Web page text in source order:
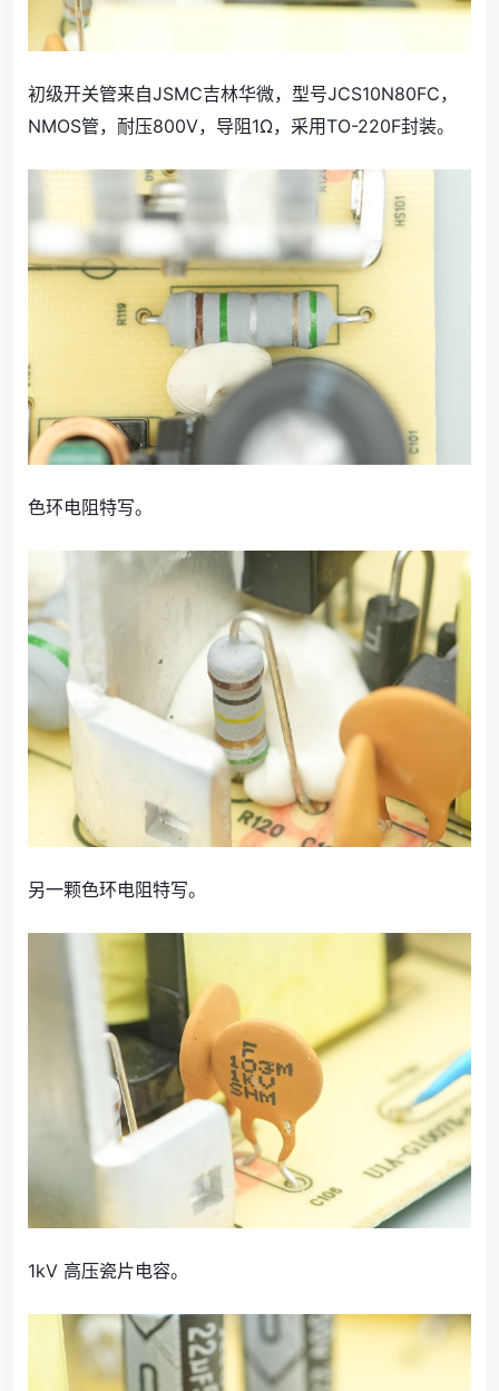
初级开关管来自JSMC吉林华微，型号JCS10N80FC，
NMOS管，耐压800V，导阻1Ω，采用TO-220F封装。
色环电阻特写。
另一颗色环电阻特写。
1kV 高压瓷片电容。